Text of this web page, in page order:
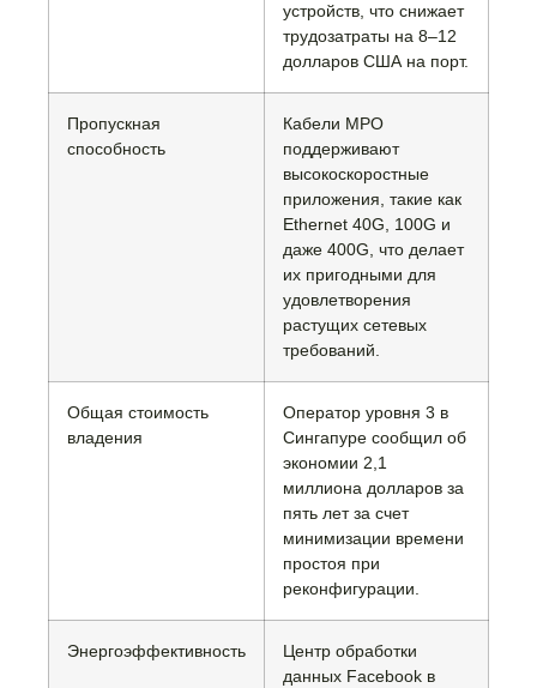
устройств, что снижает
трудозатраты на 8–12
долларов США на порт.
Пропускная
способность
Кабели MPO
поддерживают
высокоскоростные
приложения, такие как
Ethernet 40G, 100G и
даже 400G, что делает
их пригодными для
удовлетворения
растущих сетевых
требований.
Общая стоимость
владения
Оператор уровня 3 в
Сингапуре сообщил об
экономии 2,1
миллиона долларов за
пять лет за счет
минимизации времени
простоя при
реконфигурации.
Энергоэффективность
Центр обработки
данных Facebook в